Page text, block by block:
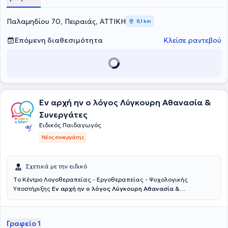
βελτίωση της ανάγνωσης, της γραφής, της κατανόησης, της
συγκέντρωσης, της οργάνωσης και των στρατηγικών μάθησης. Η
ειδική παιδαγωγική παρέμβαση αποσκοπεί στην ενίσχυση της
αυτοπεποίθησης του παιδιού, στην ανάπτυξη της αυτονομίας του
και στη δημιουργία μιας θετικής σχέσης με τη μάθηση.
Παλαμηδίου 70, Πειραιάς, ΑΤΤΙΚΗ 8,1 km
Επόμενη διαθεσιμότητα Κλείσε ραντεβού
Εν αρχή ην ο λόγος Λύγκουρη Αθανασία &
Συνεργάτες
Ειδικός Παιδαγωγός
Νέος συνεργάτης
Σχετικά με την ειδικό
Tο Κέντρο Λογοθεραπείας - Εργοθεραπείας - Ψυχολογικής
Υποστήριξης Εν αρχή ην ο λόγος Λύγκουρη Αθανασία &
παρέχοντας υπηρεσίες Λογοθεραπείας, Εργοθερααπείας, Ειδικής
Απευθύνεται σε παιδιά που παρουσιάζουν αυτισμό, ΔΕΠΥ,
Γραφείο 1